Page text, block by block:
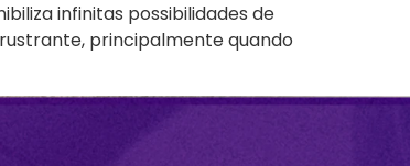
infinitas possibilidades de
principalmente quando